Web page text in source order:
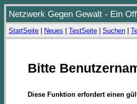
Netzwerk Gegen Gewalt - Ein
StartSeite Neues TestSeite Suchen
Bitte
Diese Funktion erfordert einen